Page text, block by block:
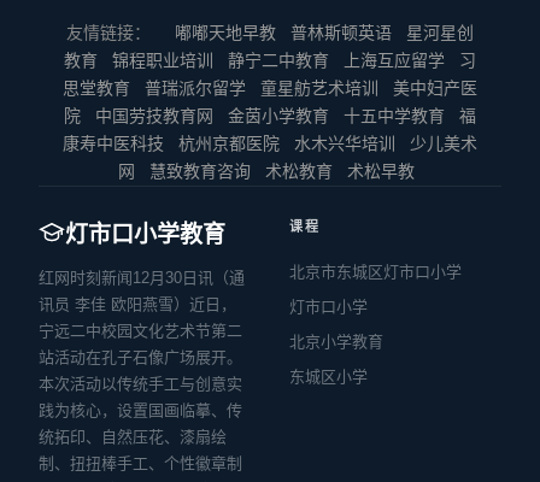
友情链接： 嘟嘟天地早教 普林斯顿英语
星河星创
教育
锦程职业培训 静宁二中教育 上海互应留学
习
思堂教育
普瑞派尔留学 童星舫艺术培训
美中妇产医
院
中国劳技教育网 金茵小学教育 十五中学教育
福
康寿中医科技
杭州京都医院 水木兴华培训
少儿美术
网
慧致教育咨询 术松教育 术松早教
灯市口小学教育
红网时刻新闻12月30日讯（通
讯员 李佳 欧阳燕雪）近日，
宁远二中校园文化艺术节第二
站活动在孔子石像广场展开。
本次活动以传统手工与创意实
践为核心，设置国画临摹、传
统拓印、自然压花、漆扇绘
制、扭扭棒手工、个性徽章制
课程
北京市东城区灯市口小学
灯市口小学
北京小学教育
东城区小学